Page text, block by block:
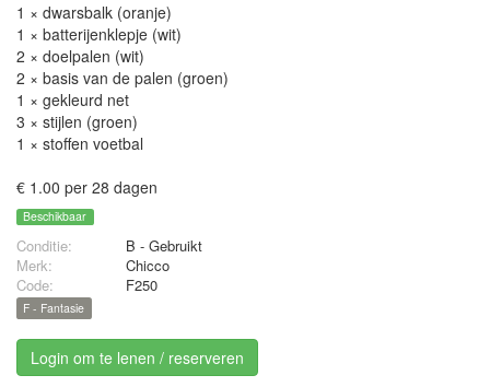
1 × dwarsbalk (oranje)
1 × batterijenklepje (wit)
2 × doelpalen (wit)
2 × basis van de palen (groen)
1 × gekleurd net
3 × stijlen (groen)
1 × stoffen voetbal
€ 1.00 per 28 dagen
Beschikbaar
Conditie:
B - Gebruikt
Merk:
Chicco
Code:
F250
F - Fantasie
Login om te lenen / reserveren